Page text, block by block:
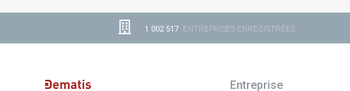
1 002 517 ENTREPRISES ENREGISTRÉES
Entreprise